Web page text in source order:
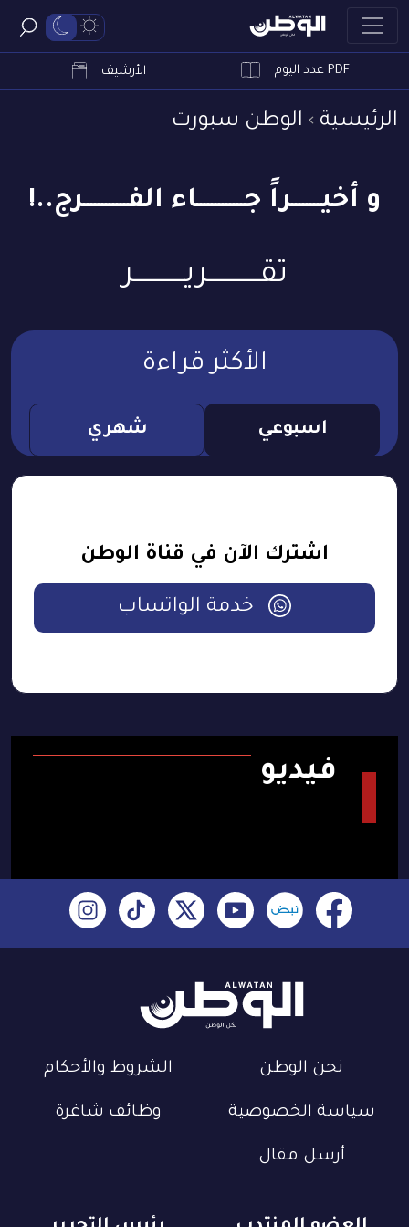
PDF عدد اليوم الأرشيف
الرئيسية الوطن سبورت
و أخيــــــــراً جـــــــــــــاء الفــــــــــــرج..!
تقـــــــــــريـــــــــــر
الأكثر قراءة
اسبوعي شهري
اشترك الآن في قناة الوطن
خدمة الواتساب
فيديو
نحن الوطن الشروط والأحكام
سياسة الخصوصية وظائف شاغرة
أرسل مقال